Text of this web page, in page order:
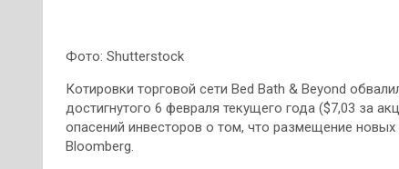
Фото: Shutterstock
Котировки торговой сети Bed Bath & Beyond
достигнутого 6 февраля текущего года ($7,03 за
опасений инвесторов о том, что размещение новых
Bloomberg.